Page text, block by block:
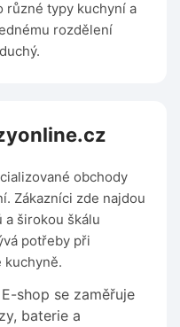
různé typy kuchyní a
rozdělení
obchody
Zákazníci zde najdou
a širokou škálu
potřeby při
kuchyně.
E-shop se zaměřuje
baterie a